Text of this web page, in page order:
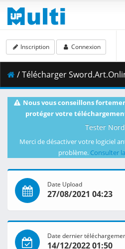
Inscription Connexion
/ Télécharger Sword.Art.Online.S04E15.1080p.Blu-Ray.10-Bit.Dual-
Nous vous conseillons
protéger votre
Tester
Merci de désactiver votre logiciel
problème. Consulter
Date Upload
27/08/2021 04:23
Date dernier
14/12/2022 01:50